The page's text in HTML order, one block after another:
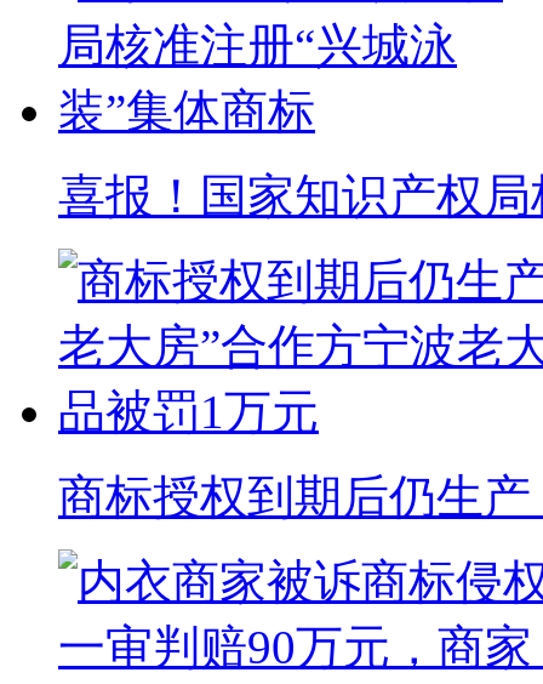
喜报！国家知识产权
商标授权到期后仍生产